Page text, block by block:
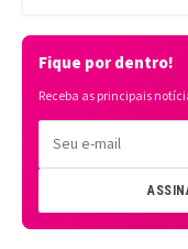
Fique por dentro!
Receba as principais